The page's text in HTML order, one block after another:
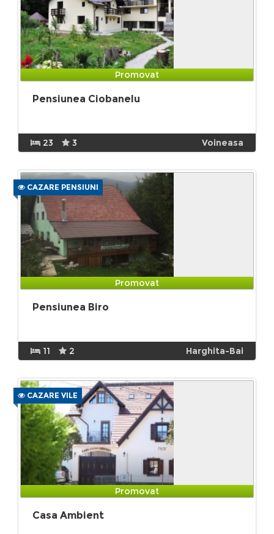
Promovat
Pensiunea Ciobanelu
23 3 Voineasa
CAZARE PENSIUNI
Promovat
Pensiunea Biro
11 2 Harghita-Bai
CAZARE VILE
Promovat
Casa Ambient